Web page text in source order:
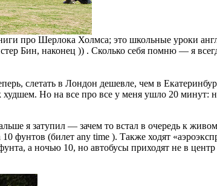
про Шерлока Холмса; это школьные уроки
Бин, наконец )) . Сколько себя помню — я
слетать в Лондон дешевле, чем в
Но на все про все у меня ушло 20 минут:
я затупил — зачем то встал в очередь к
фунтов (билет any time ). Также ходят
а ночью 10, но автобусы приходят не в